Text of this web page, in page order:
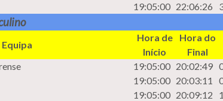
19:05:00 22:06:26
Equipa
Hora de
Início
Hora do
Final
19:05:00 20:02:49
19:05:00 20:03:11
19:05:00 20:09:12